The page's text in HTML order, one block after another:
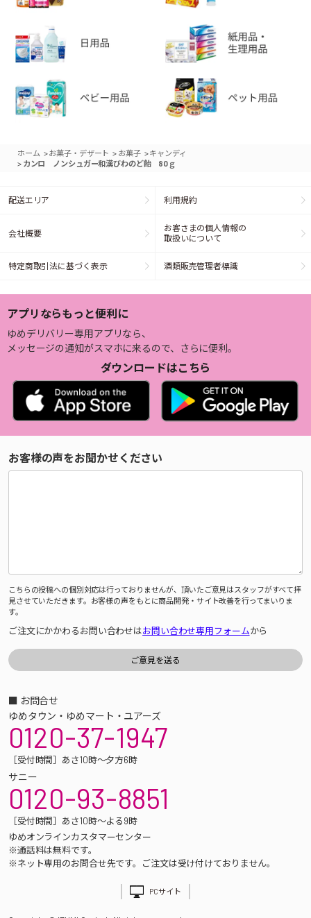
ホーム >お菓子・デザート > お菓子 >キャンディ
> カンロ ノンシュガー和漢びわのど飴 80ｇ
配送エリア 利用規約
会社概要
お客さまの個人情報の
取扱いについて
特定商取引法に基づく表示 酒類販売管理者標識
アプリならもっと便利に
ゆめデリバリー専用アプリなら、
メッセージの通知がスマホに来るので、さらに便利。
ダウンロードはこちら
お客様の声をお聞かせください
こちらの投稿への個別対応は行っておりませんが、頂いたご意見はスタッフがすべて拝
見させていただきます。お客様の声をもとに商品開発・サイト改善を行ってまいりま
す。
ご注文にかかわるお問い合わせはお問い合わせ専用フォームから
■ お問合せ
ゆめタウン・ゆめマート・ユアーズ
0120-37-1947
［受付時間］あさ10時～夕方6時
サニー
0120-93-8851
［受付時間］あさ10時～よる9時
ゆめオンラインカスタマーセンター
※通話料は無料です。
※ネット専用のお問合せ先です。ご注文は受け付けておりません。
PCサイト